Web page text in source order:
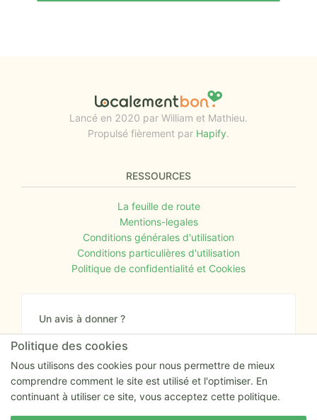
Lancé en 2020 par William et Mathieu.
Propulsé fièrement par Hapify.
RESSOURCES
La feuille de route
Mentions-legales
Conditions générales d'utilisation
Conditions particulières d'utilisation
Politique de confidentialité et Cookies
Un avis à donner ?
Donnez nous votre avis sur le site ou proposez
nous tout simplement vos nouvelles idées.
Nous écrire
Politique des cookies
Nous utilisons des cookies pour nous permettre de mieux
comprendre comment le site est utilisé et l'optimiser. En
continuant à utiliser ce site, vous acceptez cette politique.